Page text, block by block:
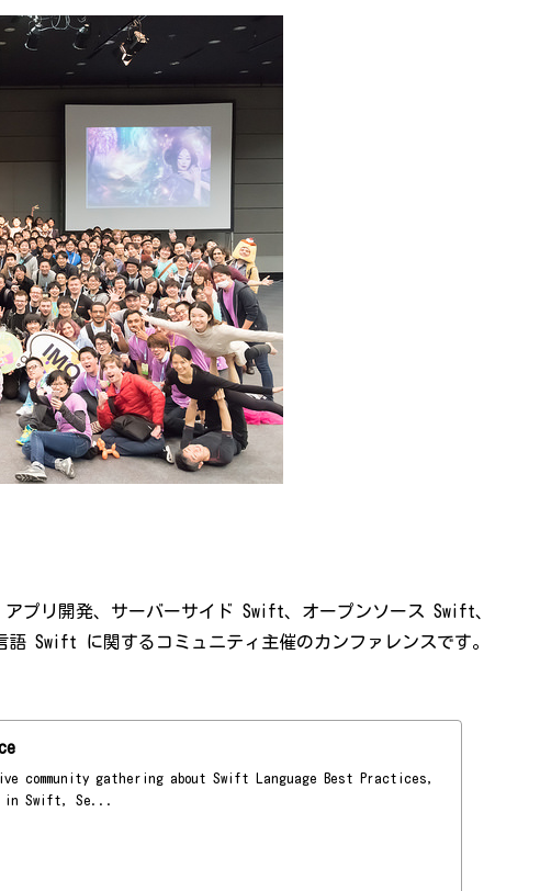
リ開発、サーバーサイド Swift、オープンソース Swift、
Swift に関するコミュニティ主催のカンファレンスです。
community gathering about Swift Language Best Practices,
in Swift, Se...